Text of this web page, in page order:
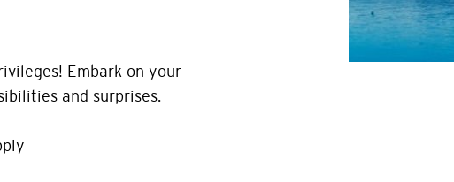
Embark on your
and surprises.